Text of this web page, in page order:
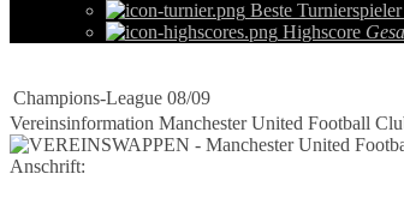
Beste Turnierspieler
Highscore
Champions-League 08/09
Vereinsinformation Manchester United Football
Anschrift: